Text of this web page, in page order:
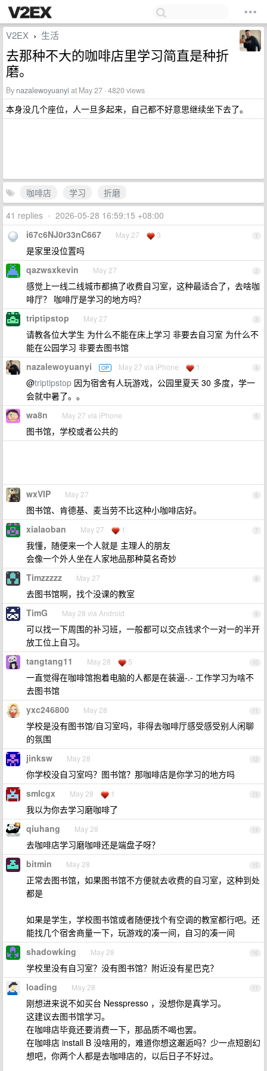
V2EX › 生活
去那种不大的咖啡店里学习简直是种折
磨。
By nazalewoyuanyi at May 27 · 4820 views
本身没几个座位，人一旦多起来，自己都不好意思继续坐下去了。
咖啡店 学习
折磨
41 replies • 2026-05-28 16:59:15 +08:00
1
i67c6NJ0r33nC667 May 27 3
是家里没位置吗
2
qazwsxkevin May 27
感觉上一线二线城市都搞了收费自习室，这种最适合了，去啥咖
啡厅？ 咖啡厅是学习的地方吗？
3
triptipstop May 27
请教各位大学生 为什么不能在床上学习 非要去自习室 为什么不
能在公园学习 非要去图书馆
4
nazalewoyuanyi OP May 27 via iPhone 1
@triptipstop 因为宿舍有人玩游戏，公园里夏天 30 多度，学一
会就中暑了。。
5
wa8n May 27 via iPhone
图书馆，学校或者公共的
6
wxVIP May 27
图书馆、肯德基、麦当劳不比这种小咖啡店好。
7
xialaoban May 27 1
我懂，随便来一个人就是 主理人的朋友
会像一个外人坐在人家地品那种莫名奇妙
8
Timzzzzz May 27
去图书馆啊，找个没课的教室
9
TimG May 28 via Android
可以找一下周围的补习班，一般都可以交点钱求个一对一的半开
放工位上自习。
10
tangtang11 May 28 5
一直觉得在咖啡馆抱着电脑的人都是在装逼-.- 工作学习为啥不
去图书馆
11
yxc246800 May 28
学校是没有图书馆/自习室吗，非得去咖啡厅感受感受别人闲聊
的氛围
12
jinksw May 28
你学校没自习室吗？图书馆？那咖啡店是你学习的地方吗
13
smlcgx May 28 1
我以为你去学习磨咖啡了
14
qiuhang May 28
去咖啡店学习磨咖啡还是端盘子呀？
15
bitmin May 28
正常去图书馆，如果图书馆不方便就去收费的自习室，这种到处
都是
如果是学生，学校图书馆或者随便找个有空调的教室都行吧。还
能找几个宿舍商量一下，玩游戏的凑一间，自习的凑一间
16
shadowking May 28
学校里没有自习室？没有图书馆？附近没有星巴克？
17
loading May 28
刚想进来说不如买台 Nesspresso ，没想你是真学习。
这建议去图书馆学习。
在咖啡店毕竟还要消费一下，那品质不喝也罢。
在咖啡店 install B 没啥用的，难道你想这邂逅吗？少一点短剧幻
想吧，你两个人都是去咖啡店的，以后日子不好过。